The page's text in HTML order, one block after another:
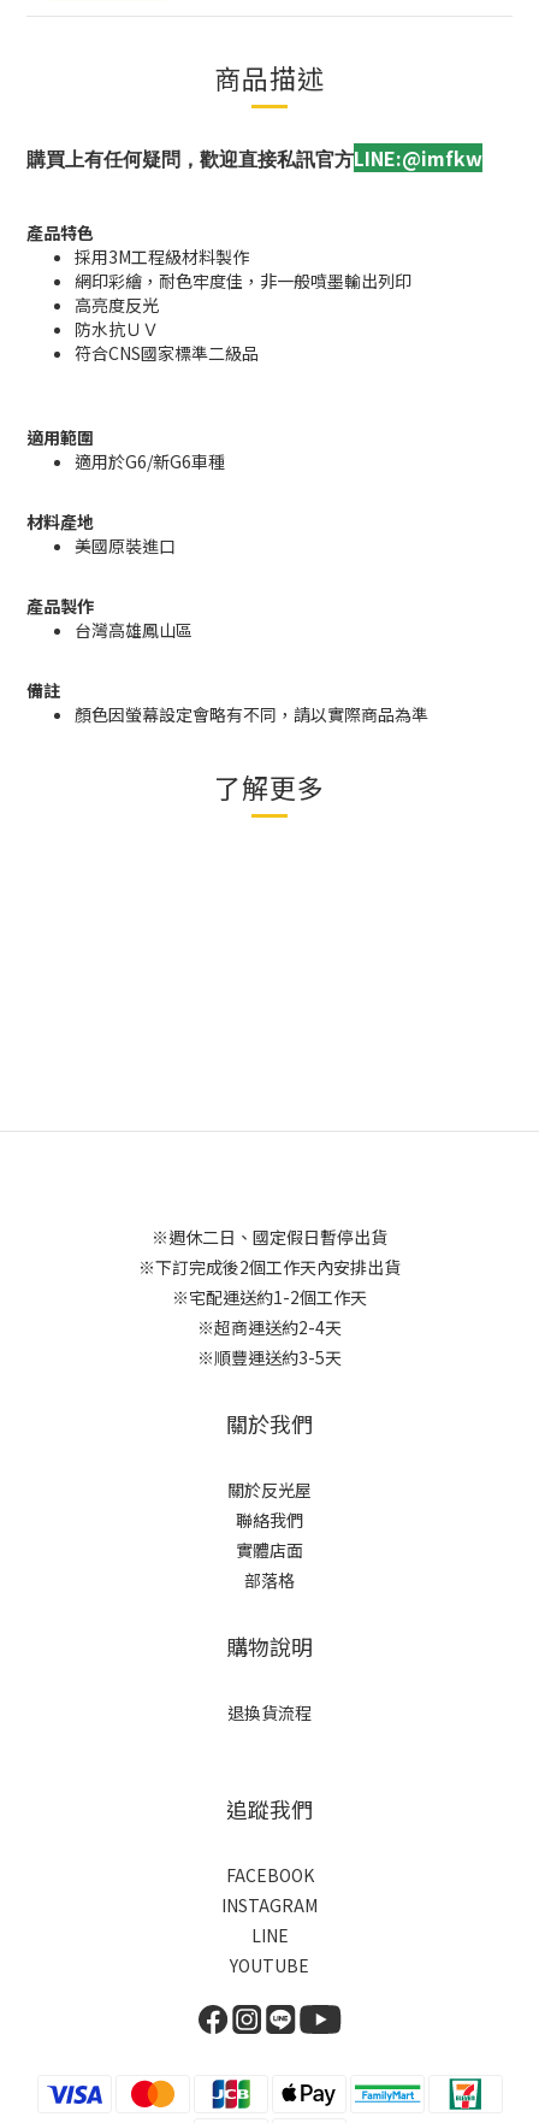
商品描述
購買上有任何疑問，歡迎直接私訊官方LINE:@imfkw
產品特色
採用3M工程級材料製作
網印彩繪，耐色牢度佳，非一般噴墨輸出列印
高亮度反光
防水抗ＵＶ
符合CNS國家標準二級品
適用範圍
適用於G6/新G6車種
材料產地
美國原裝進口
產品製作
台灣高雄鳳山區
備註
顏色因螢幕設定會略有不同，請以實際商品為準
了解更多
※週休二日、國定假日暫停出貨
※下訂完成後2個工作天內安排出貨
※宅配運送約1-2個工作天
※超商運送約2-4天
※順豐運送約3-5天
關於我們
關於反光屋
聯絡我們
實體店面
部落格
購物說明
退換貨流程
追蹤我們
FACEBOOK
INSTAGRAM
LINE
YOUTUBE